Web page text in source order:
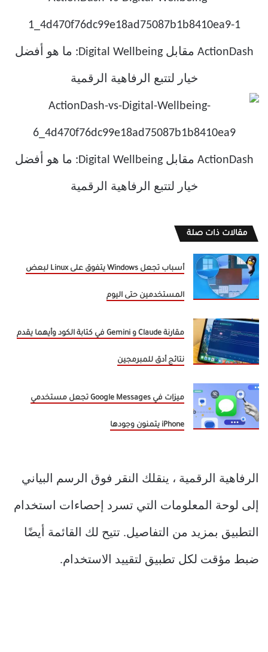
مقالات ذات صلة
أسباب تجعل Windows يتفوق على Linux لبعض
المستخدمين حتى اليوم
مقارنة Claude و Gemini في كتابة الكود وأيهما يقدم
نتائج أدق للمبرمجين
ميزات في Google Messages تجعل مستخدمي
iPhone يتمنون وجودها
الرفاهية الرقمية ، ينقلك النقر فوق الرسم البياني
إلى لوحة المعلومات التي تسرد إحصاءات استخدام
التطبيق بمزيد من التفاصيل. تتيح لك القائمة أيضًا
ضبط مؤقت لكل تطبيق لتقييد الاستخدام.